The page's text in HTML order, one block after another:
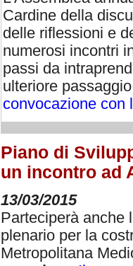
Cardine della
delle riflessioni e
numerosi incontri
passi da
ulteriore
convocazione
Piano di
un incontro ad
13/03/2015
Parteciperà anche
plenario per la
Metropolitana